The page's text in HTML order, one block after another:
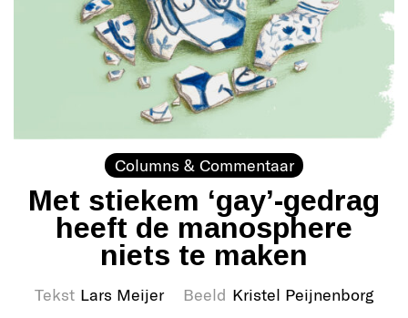
Columns & Commentaar
Met stiekem ‘gay’-gedrag
heeft de manosphere
niets te maken
Tekst Lars Meijer Beeld Kristel Peijnenborg